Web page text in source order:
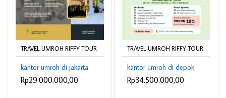
TRAVEL UMROH RIFFY TOUR
kantor umroh di jakarta
Rp29.000.000,00
TRAVEL UMROH RIFFY TOUR
kantor umroh di depok
Rp34.500.000,00